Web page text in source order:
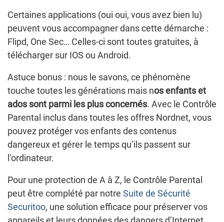
Certaines applications (oui oui, vous avez bien lu)
peuvent vous accompagner dans cette démarche :
Flipd, One Sec… Celles-ci sont toutes gratuites, à
télécharger sur IOS ou Android.
Astuce bonus : nous le savons, ce phénomène
touche toutes les générations mais nos enfants et
ados sont parmi les plus concernés. Avec le Contrôle
Parental inclus dans toutes les offres Nordnet, vous
pouvez protéger vos enfants des contenus
dangereux et gérer le temps qu’ils passent sur
l’ordinateur.
Pour une protection de A à Z, le Contrôle Parental
peut être complété par notre Suite de Sécurité
Securitoo, une solution efficace pour préserver vos